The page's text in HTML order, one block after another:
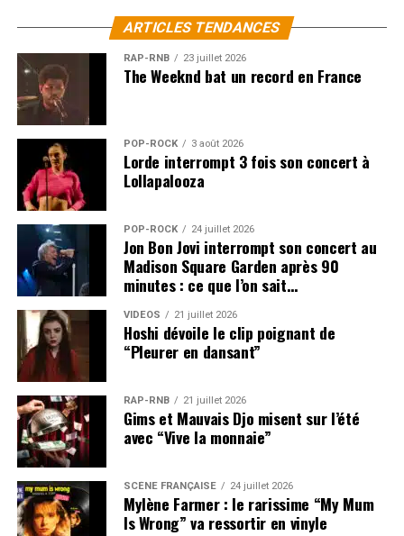
ARTICLES TENDANCES
RAP-RNB 23 juillet 2026
The Weeknd bat un record en France
POP-ROCK 3 août 2026
Lorde interrompt 3 fois son concert à
Lollapalooza
POP-ROCK 24 juillet 2026
Jon Bon Jovi interrompt son concert au
Madison Square Garden après 90
minutes : ce que l’on sait…
VIDEOS 21 juillet 2026
Hoshi dévoile le clip poignant de
“Pleurer en dansant”
RAP-RNB 21 juillet 2026
Gims et Mauvais Djo misent sur l’été
avec “Vive la monnaie”
SCÈNE FRANÇAISE 24 juillet 2026
Mylène Farmer : le rarissime “My Mum
Is Wrong” va ressortir en vinyle